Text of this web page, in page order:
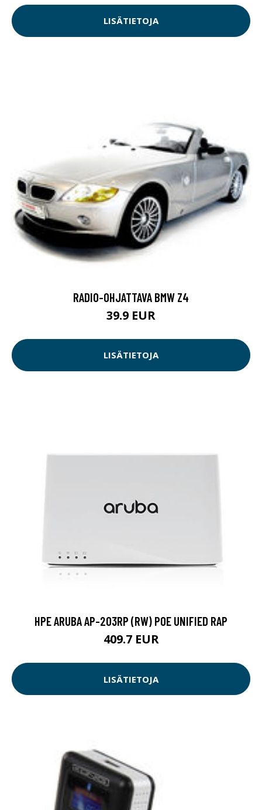
LISÄTIETOJA
RADIO-OHJATTAVA BMW Z4
39.9 EUR
LISÄTIETOJA
HPE ARUBA AP-203RP (RW) POE UNIFIED RAP
409.7 EUR
LISÄTIETOJA